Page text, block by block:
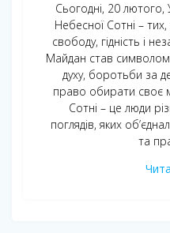
Сьогодні, 20 лютого,
Небесної Сотні –
свободу, гідність і
Майдан став символом
духу, боротьби за
право обирати своє
Сотні – це люди
поглядів, яких
та